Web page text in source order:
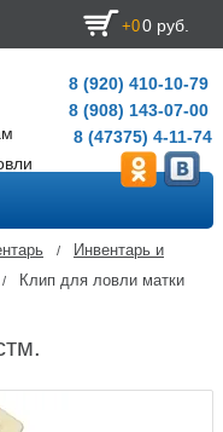
+00 руб.
8 (920) 410-10-79
8 (908) 143-07-00
8 (47375) 4-11-74
/
Инвентарь и
/
Клип для ловли матки